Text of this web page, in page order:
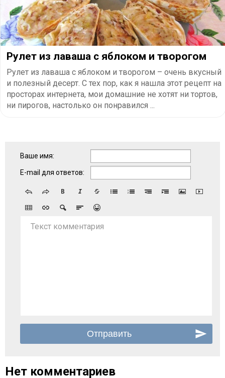
Рулет из лаваша с яблоком и творогом
Рулет из лаваша с яблоком и творогом – очень вкусный
и полезный десерт. С тех пор, как я нашла этот рецепт на
просторах интернета, мои домашние не хотят ни тортов,
ни пирогов, настолько он понравился ...
Ваше имя:
E-mail для ответов:
Текст комментария
Нет комментариев